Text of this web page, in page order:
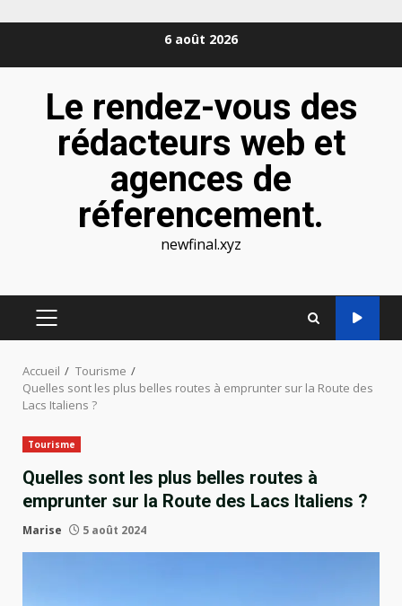
6 août 2026
Le rendez-vous des
rédacteurs web et
agences de
réferencement.
newfinal.xyz
MENU
Accueil
Tourisme
Quelles sont les plus belles routes à emprunter sur la Route des
Lacs Italiens ?
Tourisme
Quelles sont les plus belles routes à
emprunter sur la Route des Lacs Italiens ?
Marise 5 août 2024